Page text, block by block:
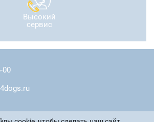
Высокий
сервис
00